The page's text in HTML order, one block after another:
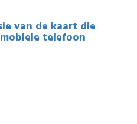
van de kaart die
telefoon